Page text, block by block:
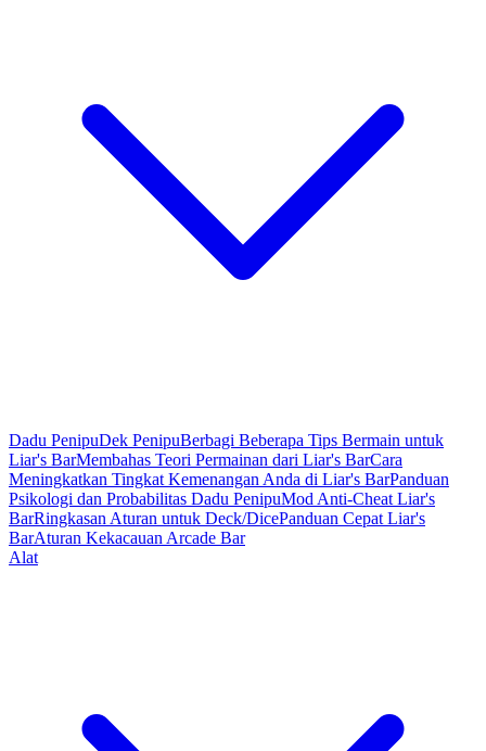
Dadu PenipuDek PenipuBerbagi Beberapa Tips Bermain untuk
Liar's BarMembahas Teori Permainan dari Liar's BarCara
Meningkatkan Tingkat Kemenangan Anda di Liar's BarPanduan
Psikologi dan Probabilitas Dadu PenipuMod Anti-Cheat Liar's
BarRingkasan Aturan untuk Deck/DicePanduan Cepat Liar's
BarAturan Kekacauan Arcade Bar
Alat